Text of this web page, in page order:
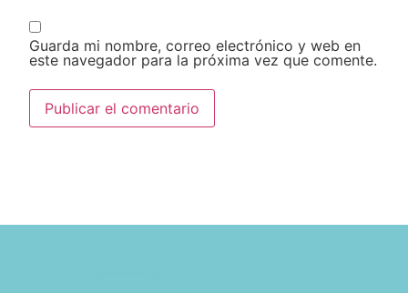
Guarda mi nombre, correo electrónico y web en
este navegador para la próxima vez que comente.